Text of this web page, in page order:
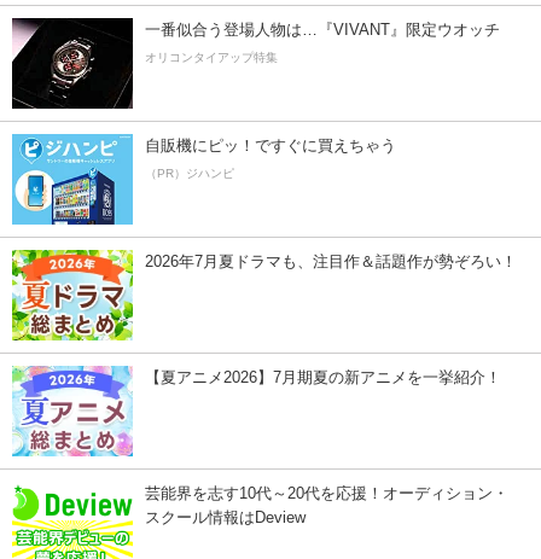
一番似合う登場人物は…『VIVANT』限定ウオッチ
オリコンタイアップ特集
自販機にピッ！ですぐに買えちゃう
（PR）ジハンピ
2026年7月夏ドラマも、注目作＆話題作が勢ぞろい！
【夏アニメ2026】7月期夏の新アニメを一挙紹介！
芸能界を志す10代～20代を応援！オーディション・
スクール情報はDeview